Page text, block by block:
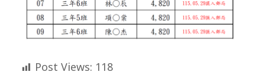
Post Views: 118